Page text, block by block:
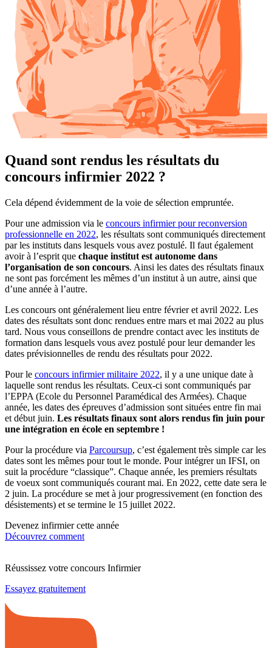
Quand sont rendus les résultats du
concours infirmier 2022 ?
Cela dépend évidemment de la voie de sélection empruntée.
Pour une admission via le concours infirmier pour reconversion
professionnelle en 2022, les résultats sont communiqués directement
par les instituts dans lesquels vous avez postulé. Il faut également
avoir à l’esprit que chaque institut est autonome dans
l’organisation de son concours. Ainsi les dates des résultats finaux
ne sont pas forcément les mêmes d’un institut à un autre, ainsi que
d’une année à l’autre.
Les concours ont généralement lieu entre février et avril 2022. Les
dates des résultats sont donc rendues entre mars et mai 2022 au plus
tard. Nous vous conseillons de prendre contact avec les instituts de
formation dans lesquels vous avez postulé pour leur demander les
dates prévisionnelles de rendu des résultats pour 2022.
Pour le concours infirmier militaire 2022, il y a une unique date à
laquelle sont rendus les résultats. Ceux-ci sont communiqués par
l’EPPA (Ecole du Personnel Paramédical des Armées). Chaque
année, les dates des épreuves d’admission sont situées entre fin mai
et début juin. Les résultats finaux sont alors rendus fin juin pour
une intégration en école en septembre !
Pour la procédure via Parcoursup, c’est également très simple car les
dates sont les mêmes pour tout le monde. Pour intégrer un IFSI, on
suit la procédure “classique”. Chaque année, les premiers résultats
de voeux sont communiqués courant mai. En 2022, cette date sera le
2 juin. La procédure se met à jour progressivement (en fonction des
désistements) et se termine le 15 juillet 2022.
Devenez infirmier cette année
Découvrez comment
Réussissez votre concours Infirmier
Essayez gratuitement